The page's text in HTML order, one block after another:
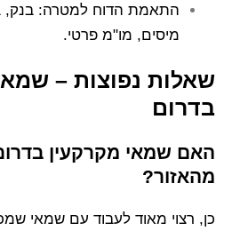
התאמת הדוח למטרה: בנק,
מיסים, מו"מ פרטי.
שאלות נפוצות –
בדרום
האם שמאי מקרקעין
מהאזור?
כן, רצוי מאוד לעבוד עם שמאי